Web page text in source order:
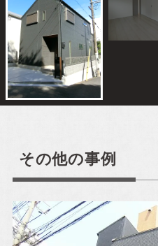
ご来場予
Event Reservation
お気軽にご参加
お客様が家づくりをリア
見学会やセミナーを実施し
は住宅に関する様々な知識
子様連れでも安心してご参
その他の事例